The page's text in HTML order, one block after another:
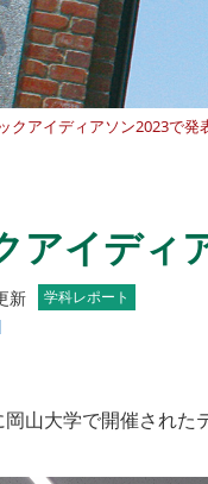
クアイディアソン2023で発
アイディ
新 学科レポート
山大学で開催された